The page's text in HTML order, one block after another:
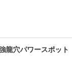
龍穴パワースポッ